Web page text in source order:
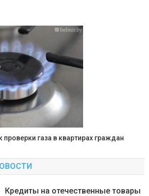
газа в квартирах граждан
Кредиты на отечественные товары